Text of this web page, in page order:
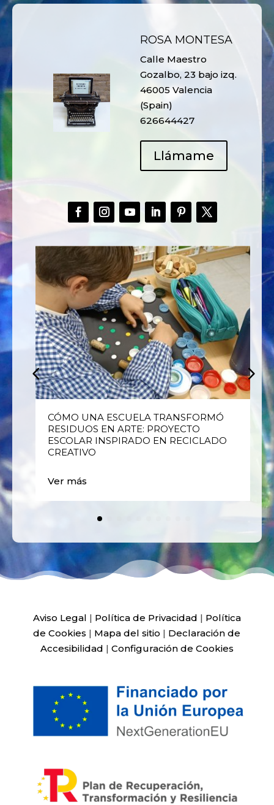
ROSA MONTESA
Calle Maestro
Gozalbo, 23 bajo izq.
46005 Valencia
(Spain)
626644427
Llámame
CÓMO UNA ESCUELA TRANSFORMÓ
RESIDUOS EN ARTE: PROYECTO
ESCOLAR INSPIRADO EN RECICLADO
CREATIVO
Ver más
Aviso Legal | Política de Privacidad | Política
de Cookies | Mapa del sitio | Declaración de
Accesibilidad | Configuración de Cookies